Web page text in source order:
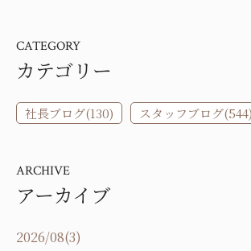
CATEGORY
カテゴリー
社長ブログ(130) スタッフブログ(544)
ARCHIVE
アーカイブ
2026/08(3)